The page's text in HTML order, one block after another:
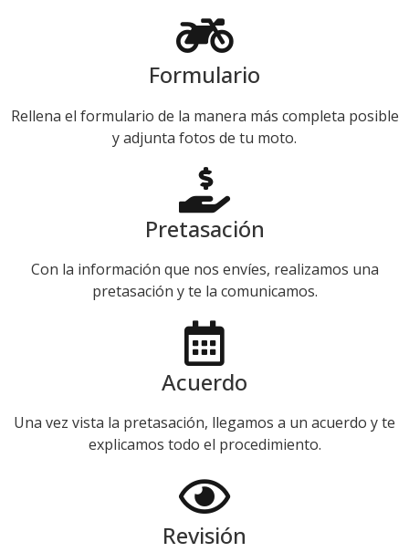
Formulario
Rellena el formulario de la manera más completa posible
y adjunta fotos de tu moto.
Pretasación
Con la información que nos envíes, realizamos una
pretasación y te la comunicamos.
Acuerdo
Una vez vista la pretasación, llegamos a un acuerdo y te
explicamos todo el procedimiento.
Revisión